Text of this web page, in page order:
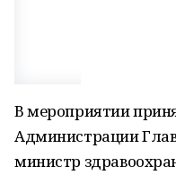
В мероприятии
Администрации
министр